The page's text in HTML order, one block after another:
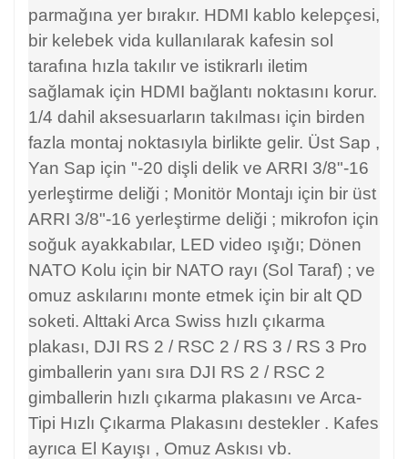
parmağına yer bırakır. HDMI kablo kelepçesi,
bir kelebek vida kullanılarak kafesin sol
tarafına hızla takılır ve istikrarlı iletim
sağlamak için HDMI bağlantı noktasını korur.
1/4 dahil aksesuarların takılması için birden
fazla montaj noktasıyla birlikte gelir. Üst Sap ,
Yan Sap için "-20 dişli delik ve ARRI 3/8"-16
yerleştirme deliği ; Monitör Montajı için bir üst
ARRI 3/8"-16 yerleştirme deliği ; mikrofon için
soğuk ayakkabılar, LED video ışığı; Dönen
NATO Kolu için bir NATO rayı (Sol Taraf) ; ve
omuz askılarını monte etmek için bir alt QD
soketi. Alttaki Arca Swiss hızlı çıkarma
plakası, DJI RS 2 / RSC 2 / RS 3 / RS 3 Pro
gimballerin yanı sıra DJI RS 2 / RSC 2
gimballerin hızlı çıkarma plakasını ve Arca-
Tipi Hızlı Çıkarma Plakasını destekler . Kafes
ayrıca El Kayışı , Omuz Askısı vb.